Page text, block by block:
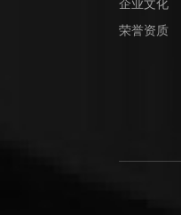
企业文化
荣誉资质